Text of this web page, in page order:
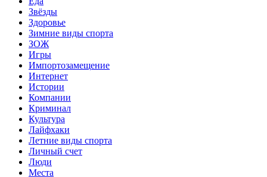
Звёзды
Здоровье
Зимние виды спорта
ЗОЖ
Игры
Импортозамещение
Интернет
Истории
Компании
Криминал
Культура
Лайфхаки
Летние виды спорта
Личный счет
Люди
Места